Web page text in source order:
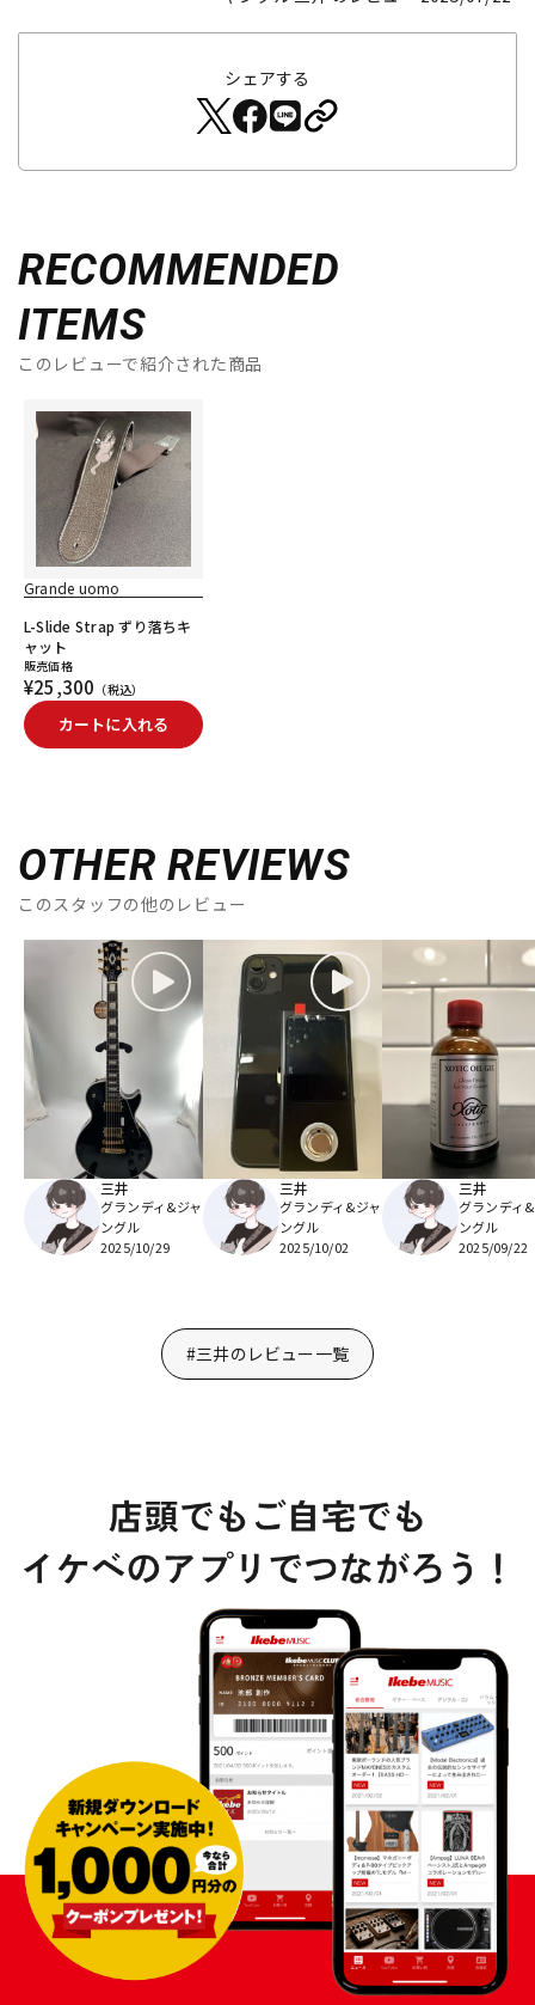
シェアする
RECOMMENDED
ITEMS
このレビューで紹介された商品
Grande uomo
L-Slide Strap ずり落ちキ
ャット
販売価格
¥25,300 （税込）
カートに入れる
OTHER REVIEWS
このスタッフの他のレビュー
三井
グランディ&ジャ
ングル
2025/10/29
三井
グランディ&ジャ
ングル
2025/10/02
三井
グランディ
ングル
2025/09/22
#三井のレビュー一覧